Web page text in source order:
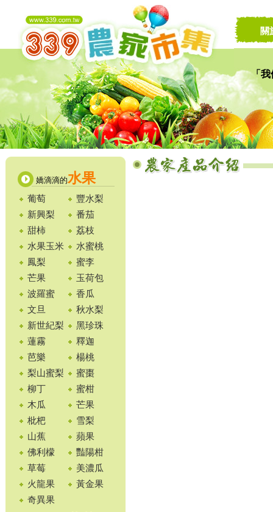
「我
讓
關
嬌滴滴的水果
葡萄
豐水梨
新興梨
番茄
甜柿
荔枝
水果玉米
水蜜桃
鳳梨
蜜李
芒果
玉荷包
波羅蜜
香瓜
文旦
秋水梨
新世紀梨
黑珍珠
蓮霧
釋迦
芭樂
楊桃
梨山蜜梨
蜜棗
柳丁
蜜柑
木瓜
芒果
枇杷
雪梨
山蕉
蘋果
佛利檬
豔陽柑
草莓
美濃瓜
火龍果
黃金果
奇異果